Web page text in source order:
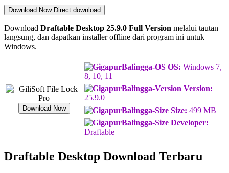
Download Now Direct download
Download Draftable Desktop 25.9.0 Full Version melalui tautan
langsung, dan dapatkan installer offline dari program ini untuk
Windows.
Download Now
OS: Windows 7,
8, 10, 11
Version:
25.9.0
Size: 499 MB
Developer:
Draftable
Draftable Desktop Download Terbaru